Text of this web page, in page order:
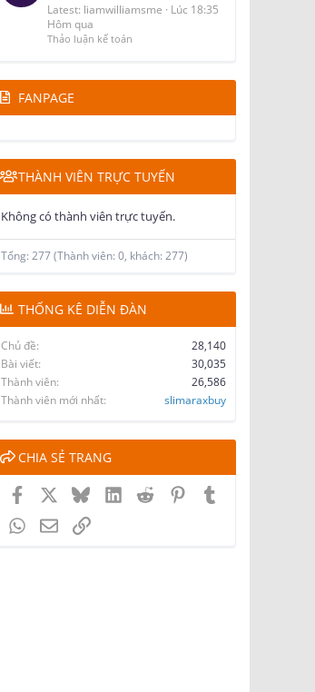
Latest: liamwilliamsme
Lúc 18:35
Hôm qua
Thảo luận kế toán
FANPAGE
THÀNH VIÊN TRỰC TUYẾN
Không có thành viên trực tuyến.
Tổng: 277 (Thành viên: 0, khách: 277)
THỐNG KÊ DIỄN ĐÀN
Chủ đề
28,140
Bài viết
30,035
Thành viên
26,586
Thành viên mới nhất
slimaraxbuy
CHIA SẺ TRANG
Facebook BlueskyLinkedInReddit Pinterest
WhatsApp
EmailLink